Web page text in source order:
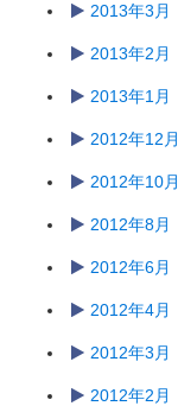
2013年3月
2013年2月
2013年1月
2012年12月
2012年10月
2012年8月
2012年6月
2012年4月
2012年3月
2012年2月